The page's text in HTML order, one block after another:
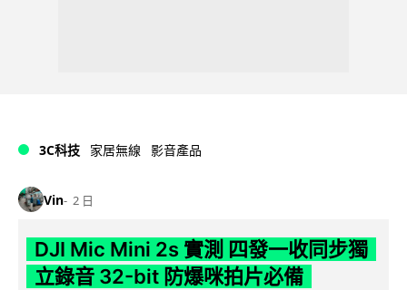
3C科技 家居無線 影音產品
Vin 2 日
DJI Mic Mini 2s 實測 四發一收同步獨
立錄音 32-bit 防爆咪拍片必備